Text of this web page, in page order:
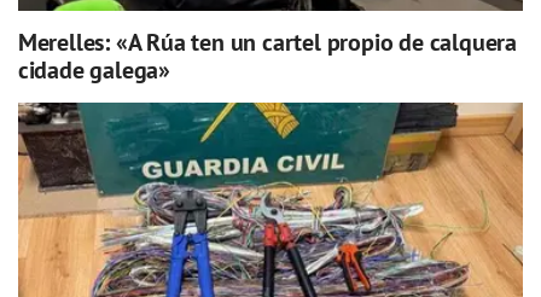
Merelles: «A Rúa ten un cartel propio de calquera
cidade galega»